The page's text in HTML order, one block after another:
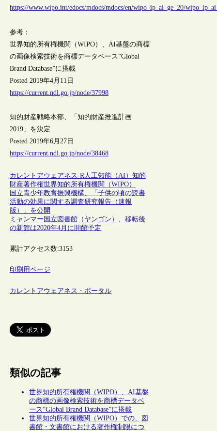
https://www.wipo.int/edocs/mdocs/mdocs/en/wipo_ip_ai_ge_20/
参考：
世界知的所有権機関（WIPO）、AI基盤の商標
の画像検索技術を商標データベース“Global
Brand Database”に搭載
Posted 2019年4月11日
https://current.ndl.go.jp/node/37998
知的財産戦略本部、「知的財産推進計画
2019」を決定
Posted 2019年6月27日
https://current.ndl.go.jp/node/38468
カレントアウェアネス-R人工知能（AI）知的
財産著作権世界知的所有権機関（WIPO）
国立青少年教育振興機構、「子供の頃の読書
活動の効果に関する調査研究報告（速報
版）」を公開
ミャンマー国立図書館（ヤンゴン）、移転後
の新館は2020年4月に開館予定
累計アクセス数:3153
印刷用ページ
カレントアウェアネス・ポータル
類似の記事
世界知的所有権機関（WIPO）、AI基盤
の商標の画像検索技術を商標データベ
ース“Global Brand Database”に搭載
世界知的所有権機関（WIPO）での、図
書館・文書館における著作権制限につ